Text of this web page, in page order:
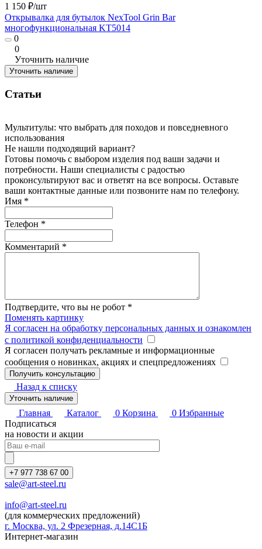
1 150 ₽/шт
Открывалка для бутылок NexTool Grin Bar
многофункциональная KT5014
0
0
Уточнить наличие
Уточнить наличие
Статьи
Мультитулы: что выбрать для походов и повседневного
использования
Не нашли подходящий вариант?
Готовы помочь с выбором изделия под ваши задачи и
потребности. Наши специалисты с радостью
проконсультируют вас и ответят на все вопросы. Оставьте
ваши контактные данные или позвоните нам по телефону.
Имя *
Телефон *
Комментарий *
Подтвердите, что вы не робот *
Поменять картинку
Я согласен на обработку персональных данных и ознакомлен
с политикой конфиденциальности
Я согласен получать рекламные и информационные
сообщения о новинках, акциях и спецпредложениях
Назад к списку
Уточнить наличие
Главная Каталог 0 Корзина 0 Избранные
Подписаться
на новости и акции
+7 977 738 67 00
sale@art-steel.ru
info@art-steel.ru
(для коммерческих предложений)
г. Москва, ул. 2 Фрезерная, д.14С1Б
Интернет-магазин